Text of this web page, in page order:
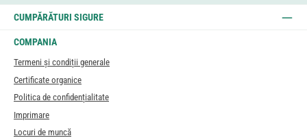
CUMPĂRĂTURI SIGURE
COMPANIA
Termeni și condiții generale
Certificate organice
Politica de confidențialitate
Imprimare
Locuri de muncă